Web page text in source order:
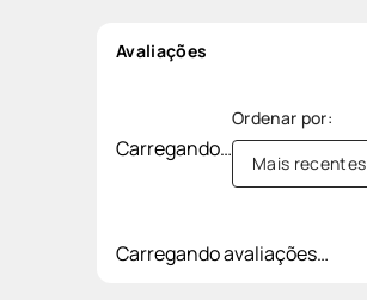
Avaliações
Carregando…
Mais recentes
Carregando avaliações…